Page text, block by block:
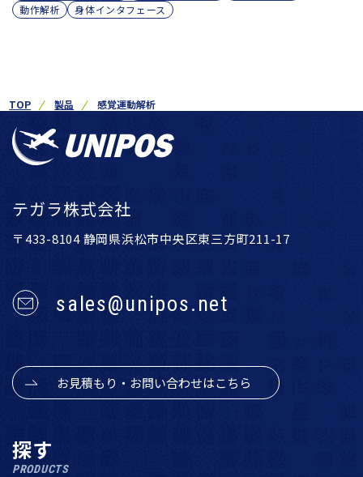
動作解析
身体インタフェース
TOP 製品 感覚運動解析
テガラ株式会社
〒433-8104 静岡県浜松市中央区東三方町211-17
sales@unipos.net
お見積もり・お問い合わせはこちら
探す
PRODUCTS